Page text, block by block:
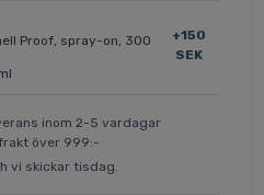
Proof, spray-on, 300
+150
SEK
inom 2-5 vardagar
över 999:-
vi skickar tisdag.